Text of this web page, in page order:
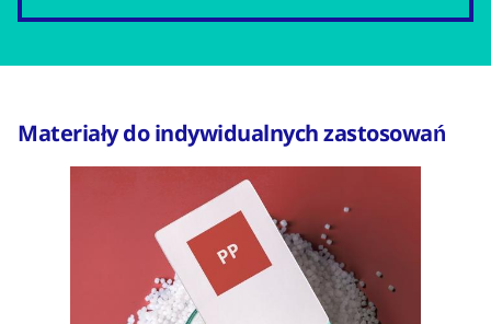
Materiały do indywidualnych zastosowań